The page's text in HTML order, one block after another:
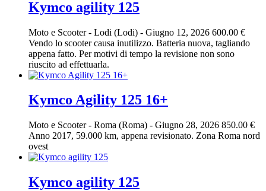
Kymco agility 125
Moto e Scooter- Lodi (Lodi) - Giugno 12, 2026 600.00 €
Vendo lo scooter causa inutilizzo. Batteria nuova, tagliando
appena fatto. Per motivi di tempo la revisione non sono
riuscito ad effettuarla.
Kymco Agility 125 16+
Moto e Scooter- Roma (Roma) - Giugno 28, 2026 850.00 €
Anno 2017, 59.000 km, appena revisionato. Zona Roma nord
ovest
Kymco agility 125